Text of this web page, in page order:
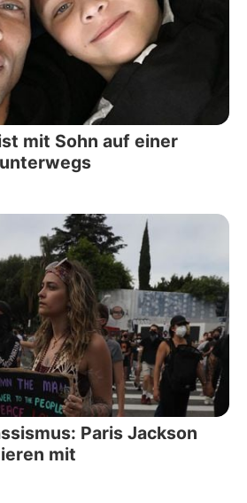
mit Sohn auf einer
Paris Jackson
mit